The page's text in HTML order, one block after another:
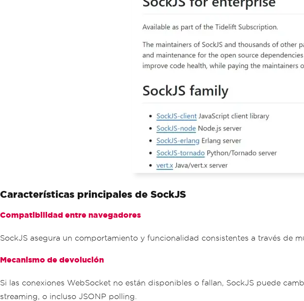
Características principales de SockJS
Compatibilidad entre navegadores
SockJS asegura un comportamiento y funcionalidad consistentes a través de
Mecanismo de devolución
Si las conexiones WebSocket no están disponibles o fallan, SockJS puede
streaming, o incluso JSONP polling.